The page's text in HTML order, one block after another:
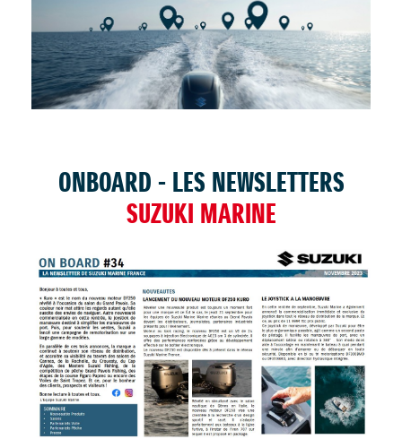
TROUVER UNE CONCESSION
ONBOARD - LES NEWSLETTERS
SUZUKI MARINE